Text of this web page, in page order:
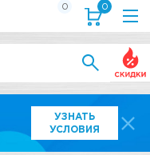
УЗНАТЬ
УСЛОВИЯ
0 0